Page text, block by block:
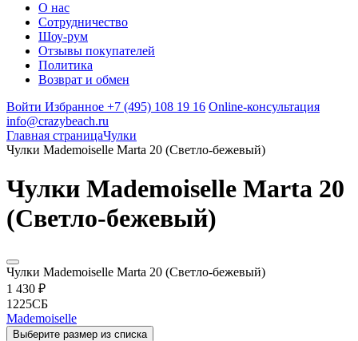
О нас
Сотрудничество
Шоу-рум
Отзывы покупателей
Политика
Возврат и обмен
Войти Избранное +7 (495) 108 19 16 Online-консультация
info@crazybeach.ru
Главная страницаЧулки
Чулки Mademoiselle Marta 20 (Светло-бежевый)
Чулки Mademoiselle Marta 20
(Светло-бежевый)
Чулки Mademoiselle Marta 20 (Светло-бежевый)
1 430 ₽
1225СБ
Mademoiselle
Выберите размер из списка